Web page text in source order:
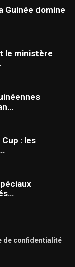
Guinée domine
le ministère
: les
de confidentialité